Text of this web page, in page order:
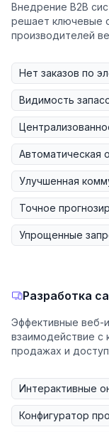
Внедрение B2B
решает ключевые
производителей
Нет заказов по
Видимость
Автоматическая
Улучшенная
Точное
Упрощенные
Разработка
Эффективные веб-
взаимодействие с
продажах и
Интерактивные
Конфигуратор